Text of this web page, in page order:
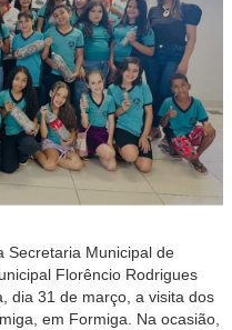
Secretaria Municipal de
Florêncio Rodrigues
dia 31 de março, a visita dos
em Formiga. Na ocasião,